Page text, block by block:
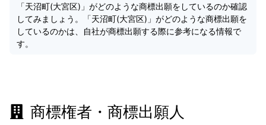
「天沼町(大宮区)」がどのような商標出願をしているのか確認
してみましょう。「天沼町(大宮区)」がどのような商標出願を
しているのかは、自社が商標出願する際に参考になる情報で
す。
商標権者・商標出願人